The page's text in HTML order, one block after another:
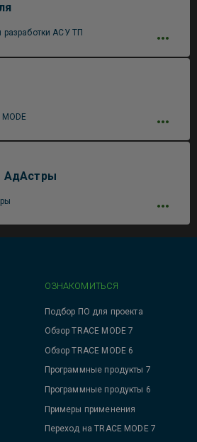
разработки АСУ ТП
АдАстры
ОЗНАКОМИТЬСЯ
Подбор ПО для проекта
Обзор TRACE MODE 7
Обзор TRACE MODE 6
Программные продукты 7
Программные продукты 6
Примеры применения
Переход на TRACE MODE 7